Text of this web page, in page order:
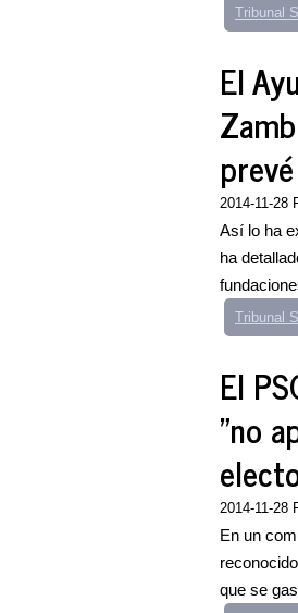
Tribunal
El
2014-11-28
Así lo ha
ha
Tribunal
El
"no
2014-11-28
En un
que se